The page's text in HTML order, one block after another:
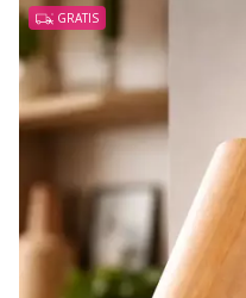
GRATIS